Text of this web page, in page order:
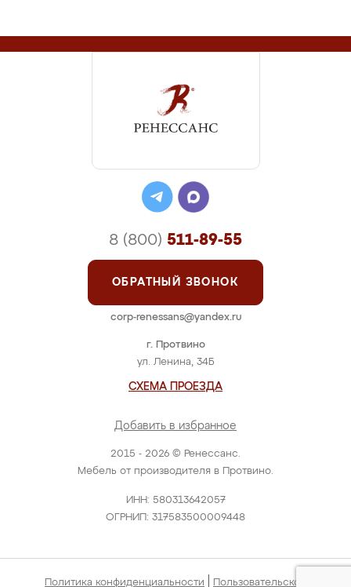
2015 - 2026 © Ренессанс.
Мебель от производителя в Протвино.
ИНН: 580313642057
ОГРНИП: 317583500009448
г. Протвино
ул. Ленина, 34Б
СХЕМА ПРОЕЗДА
Добавить в избранное
8 (800) 511-89-55
ОБРАТНЫЙ ЗВОНОК
corp-renessans@yandex.ru
Политика конфиденциальности Пользовательское